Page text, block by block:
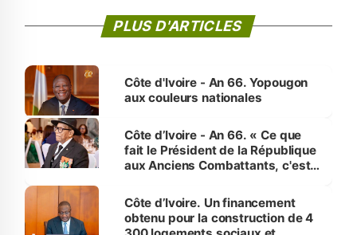
PLUS D'ARTICLES
Côte d'Ivoire - An 66. Yopougon
aux couleurs nationales
Côte d’Ivoire - An 66. « Ce que
fait le Président de la République
aux Anciens Combattants, c'est
Côte d’Ivoire. Un financement
obtenu pour la construction de 4